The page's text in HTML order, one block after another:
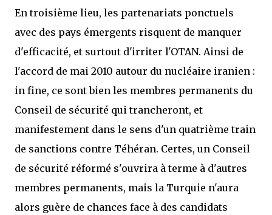
En troisième lieu, les partenariats ponctuels
avec des pays émergents risquent de manquer
d'efficacité, et surtout d'irriter l'OTAN. Ainsi de
l'accord de mai 2010 autour du nucléaire iranien :
in fine, ce sont bien les membres permanents du
Conseil de sécurité qui trancheront, et
manifestement dans le sens d'un quatrième train
de sanctions contre Téhéran. Certes, un Conseil
de sécurité réformé s'ouvrira à terme à d'autres
membres permanents, mais la Turquie n'aura
alors guère de chances face à des candidats